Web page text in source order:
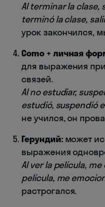
Al terminar la clase,
terminó la clase,
урок закончился,
Como + личная
для выражения
связей.
Al no estudiar,
estudió, suspendió
не учился, он
Герундий:может
выражения
Al ver la película,
película, me
растрогался.